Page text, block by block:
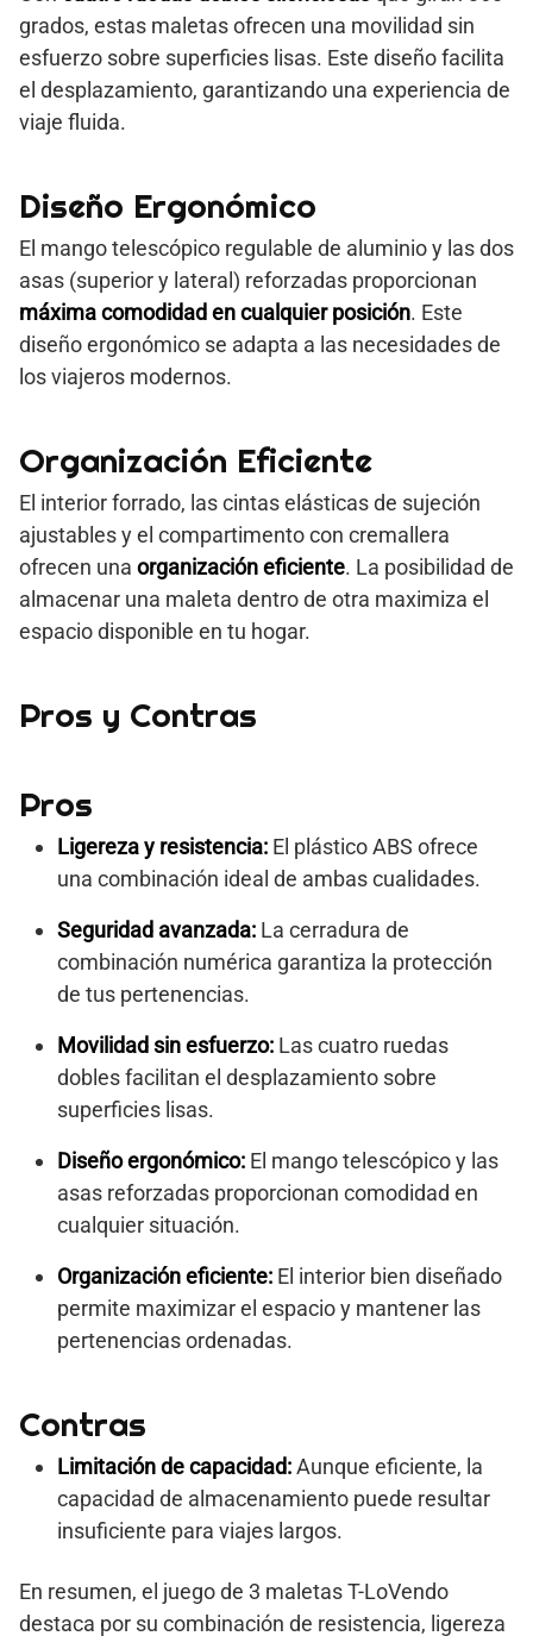
grados, estas maletas ofrecen una movilidad sin
esfuerzo sobre superficies lisas. Este diseño facilita
el desplazamiento, garantizando una experiencia de
viaje fluida.
Diseño Ergonómico
El mango telescópico regulable de aluminio y las dos
asas (superior y lateral) reforzadas proporcionan
máxima comodidad en cualquier posición. Este
diseño ergonómico se adapta a las necesidades de
los viajeros modernos.
Organización Eficiente
El interior forrado, las cintas elásticas de sujeción
ajustables y el compartimento con cremallera
ofrecen una organización eficiente. La posibilidad de
almacenar una maleta dentro de otra maximiza el
espacio disponible en tu hogar.
Pros y Contras
Pros
Ligereza y resistencia: El plástico ABS ofrece
una combinación ideal de ambas cualidades.
Seguridad avanzada: La cerradura de
combinación numérica garantiza la protección
de tus pertenencias.
Movilidad sin esfuerzo: Las cuatro ruedas
dobles facilitan el desplazamiento sobre
superficies lisas.
Diseño ergonómico: El mango telescópico y las
asas reforzadas proporcionan comodidad en
cualquier situación.
Organización eficiente: El interior bien diseñado
permite maximizar el espacio y mantener las
pertenencias ordenadas.
Contras
Limitación de capacidad:Aunque eficiente, la
capacidad de almacenamiento puede resultar
insuficiente para viajes largos.
En resumen, el juego de 3 maletas T-LoVendo
destaca por su combinación de resistencia, ligereza